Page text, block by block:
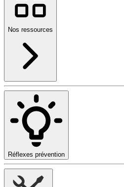
Nos ressources
Réflexes prévention